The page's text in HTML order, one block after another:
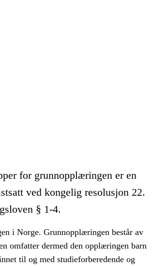
for grunnopplæringen er en
ved kongelig resolusjon 22.
§ 1-4.
i Norge. Grunnopplæringen består av
omfatter dermed den opplæringen barn
til og med studieforberedende og